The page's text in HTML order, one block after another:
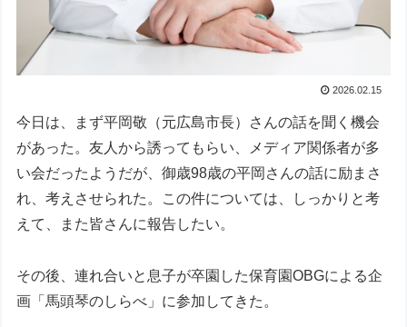
2026.02.15
今日は、まず平岡敬（元広島市長）さんの話を聞く機会
があった。友人から誘ってもらい、メディア関係者が多
い会だったようだが、御歳98歳の平岡さんの話に励まさ
れ、考えさせられた。この件については、しっかりと考
えて、また皆さんに報告したい。
その後、連れ合いと息子が卒園した保育園OBGによる企
画「馬頭琴のしらべ」に参加してきた。